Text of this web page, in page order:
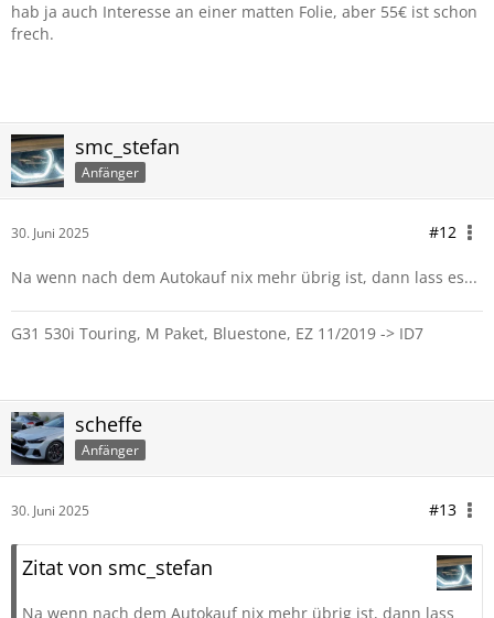
hab ja auch Interesse an einer matten Folie, aber 55€ ist schon
frech.
smc_stefan
Anfänger
30. Juni 2025 #12
Na wenn nach dem Autokauf nix mehr übrig ist, dann lass es...
G31 530i Touring, M Paket, Bluestone, EZ 11/2019 -> ID7
scheffe
Anfänger
30. Juni 2025 #13
Zitat von smc_stefan
Na wenn nach dem Autokauf nix mehr übrig ist, dann lass